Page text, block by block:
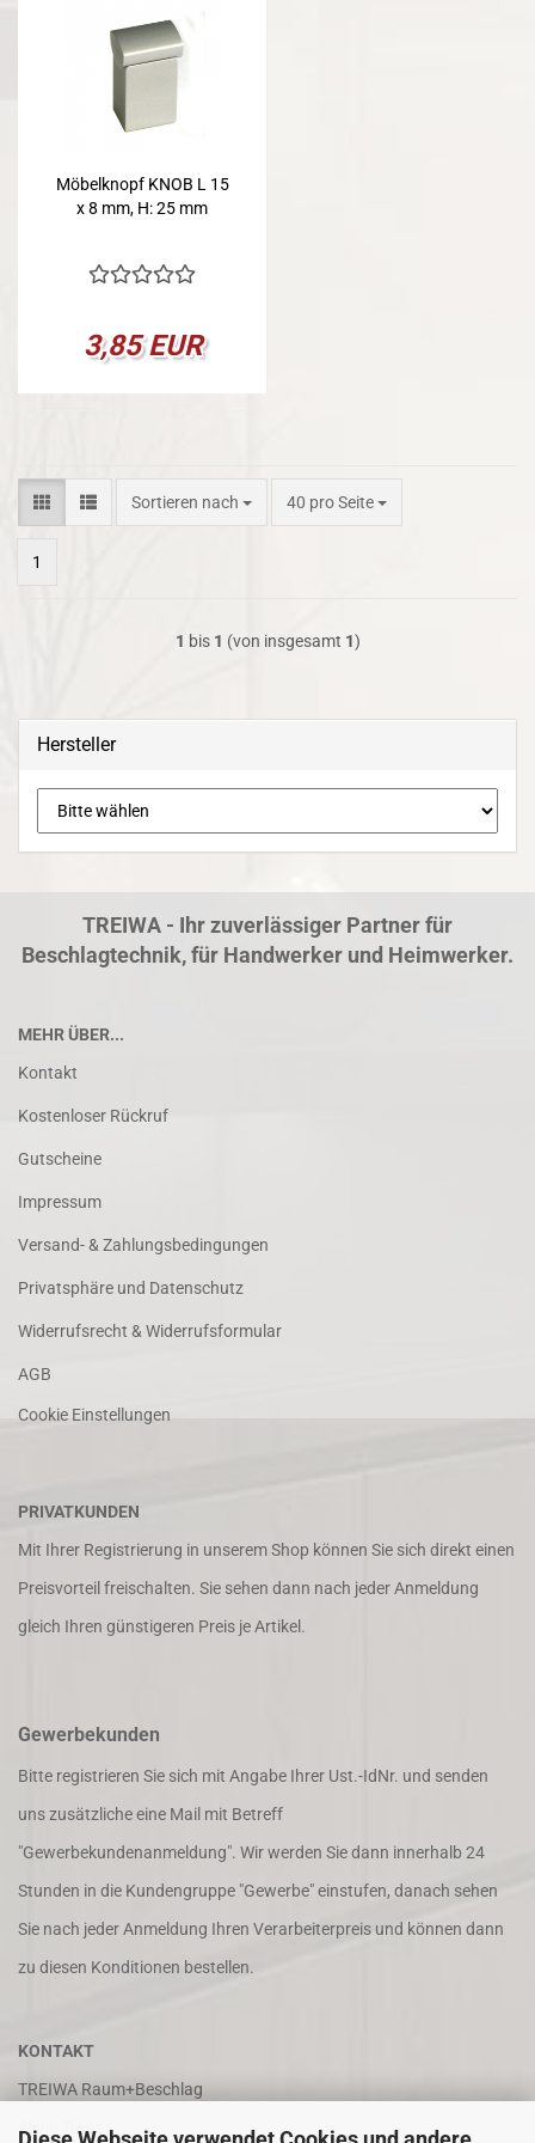
Möbelknopf KNOB L 15
x 8 mm, H: 25 mm
3,85 EUR
Sortieren nach
Sortieren nach 40 pro Seite
pro Seite
1
1 bis 1 (von insgesamt 1)
Hersteller
TREIWA - Ihr zuverlässiger Partner für
Beschlagtechnik, für Handwerker und Heimwerker.
MEHR ÜBER...
Kontakt
Kostenloser Rückruf
Gutscheine
Impressum
Versand- & Zahlungsbedingungen
Privatsphäre und Datenschutz
Widerrufsrecht & Widerrufsformular
AGB
Cookie Einstellungen
PRIVATKUNDEN
Mit Ihrer Registrierung in unserem Shop können Sie sich direkt einen
Preisvorteil freischalten. Sie sehen dann nach jeder Anmeldung
gleich Ihren günstigeren Preis je Artikel.
Gewerbekunden
Bitte registrieren Sie sich mit Angabe Ihrer Ust.-IdNr. und senden
uns zusätzliche eine Mail mit Betreff
"Gewerbekundenanmeldung". Wir werden Sie dann innerhalb 24
Stunden in die Kundengruppe "Gewerbe" einstufen, danach sehen
Sie nach jeder Anmeldung Ihren Verarbeiterpreis und können dann
zu diesen Konditionen bestellen.
KONTAKT
TREIWA Raum+Beschlag
Alwin Treitz